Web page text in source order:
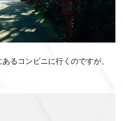
るコンビニに行くのですが、